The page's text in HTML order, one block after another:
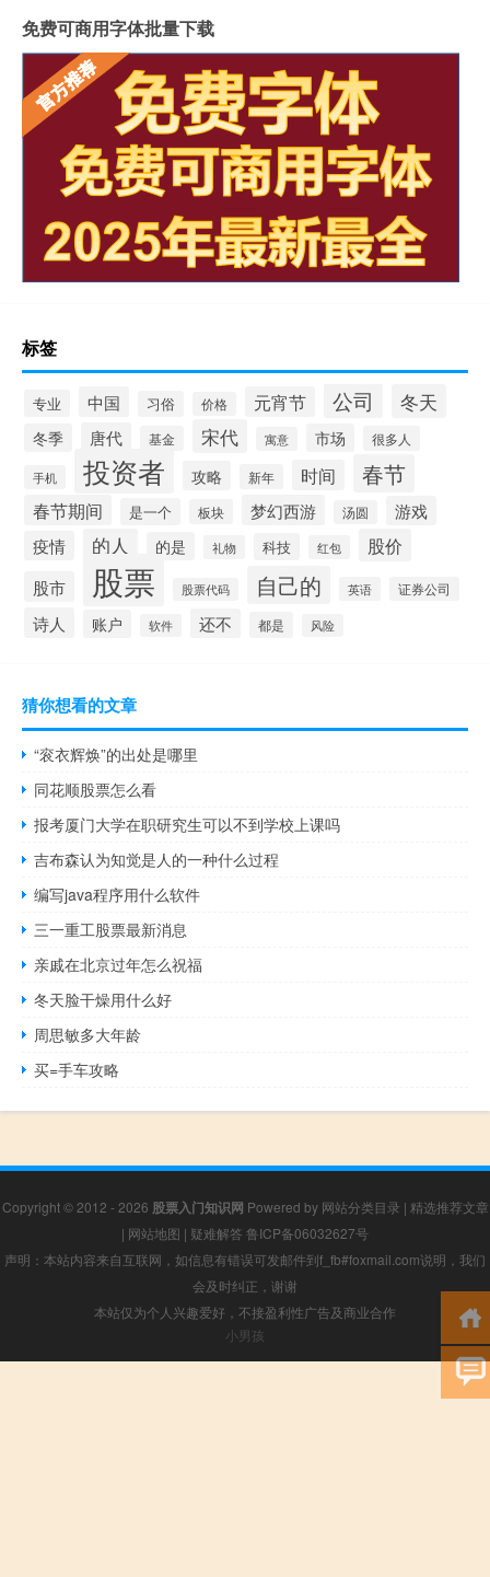
免费可商用字体批量下载
标签
专业 中国 习俗 价格 元宵节 公司 冬天
冬季 唐代 基金 宋代 寓意 市场 很多人
手机 投资者 攻略 新年 时间 春节
春节期间 是一个 板块 梦幻西游 汤圆
游戏
疫情
的人 的是 礼物 科技 红包 股价
股市 股票 股票代码 自己的 英语 证券公司
诗人 账户 软件 还不 都是 风险
猜你想看的文章
“衮衣辉焕”的出处是哪里
同花顺股票怎么看
报考厦门大学在职研究生可以不到学校上课吗
吉布森认为知觉是人的一种什么过程
编写java程序用什么软件
三一重工股票最新消息
亲戚在北京过年怎么祝福
冬天脸干燥用什么好
周思敏多大年龄
买=手车攻略
Copyright © 2012 - 2026 股票入门知识网 Powered by 网站分类目录 | 精选推荐文章
| 网站地图 | 疑难解答 鲁ICP备06032627号
声明：本站内容来自互联网，如信息有错误可发邮件到f_fb#foxmail.com说明，我们
会及时纠正，谢谢
本站仅为个人兴趣爱好，不接盈利性广告及商业合作
小男孩